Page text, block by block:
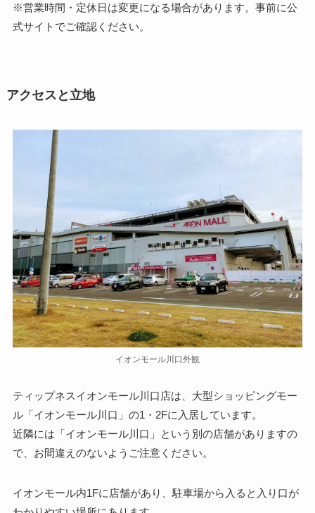
※営業時間・定休日は変更になる場合があります。事前に公
式サイトでご確認ください。
アクセスと立地
イオンモール川口外観
ティップネスイオンモール川口店は、大型ショッピングモー
ル「イオンモール川口」の1・2Fに入居しています。
近隣には「イオンモール川口」という別の店舗がありますの
で、お間違えのないようご注意ください。
イオンモール内1Fに店舗があり、駐車場から入ると入り口が